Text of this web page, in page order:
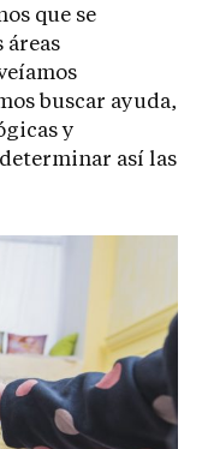
que se
áreas
buscar ayuda,
y
así las